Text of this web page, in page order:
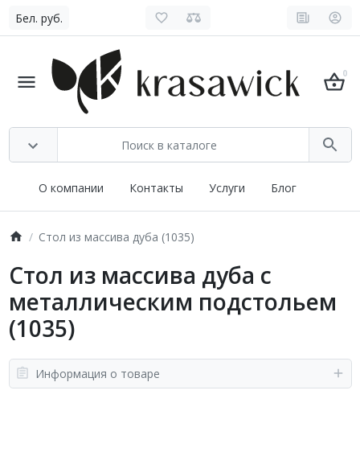
Бел. руб.
0
О компании Контакты Услуги Блог
Стол из массива дуба (1035)
Стол из массива дуба с
металлическим подстольем
(1035)
Информация о товаре